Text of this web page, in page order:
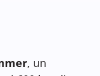
, un